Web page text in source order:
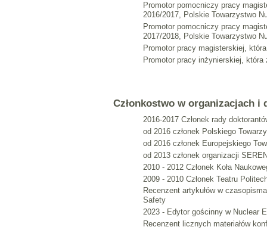
Promotor pomocniczy pracy
2016/2017, Polskie Towarzystwo
Promotor pomocniczy pracy
2017/2018, Polskie Towarzystwo
Promotor pracy magisterskiej,
Promotor pracy inżynierskiej, która
Członkostwo w organizacjach i
2016-2017 Członek rady
od 2016 członek Polskiego
od 2016 członek Europejskiego
od 2013 członek organizacji
2010 - 2012 Członek Koła
2009 - 2010 Członek Teatru
Recenzent artykułów w
Safety
2023 - Edytor gościnny w Nuclear
Recenzent licznych materiałów